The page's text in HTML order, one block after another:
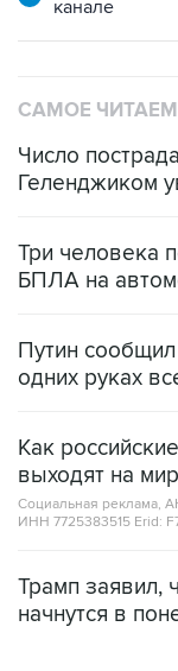
Шереметьево
Подписаться
САМОЕ
Число
Три человека
БПЛА на
Путин сообщил
одних руках